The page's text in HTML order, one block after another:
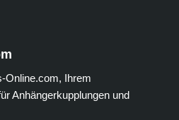
Online.com, Ihrem
Anhängerkupplungen und